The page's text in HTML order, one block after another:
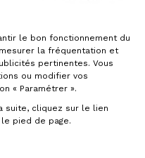
le bon fonctionnement du
la fréquentation et
pertinentes. Vous
ou modifier vos
« Paramétrer ».
suite, cliquez sur le lien
pied de page.